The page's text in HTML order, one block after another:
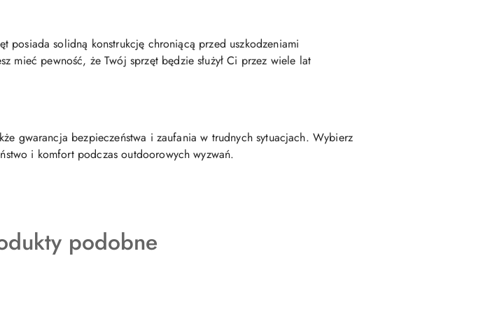
posiada solidną konstrukcję chroniącą przed uszkodzeniami
mieć pewność, że Twój sprzęt będzie służył Ci przez wiele lat
gwarancja bezpieczeństwa i zaufania w trudnych sytuacjach. Wybierz
i komfort podczas outdoorowych wyzwań.
podobne